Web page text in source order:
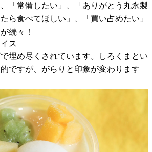
「常備したい」、「ありがとう丸永製
ら食べてほしい」、「買い占めたい」
続々！
ス
埋め尽くされています。しろくまとい
ですが、がらりと印象が変わります